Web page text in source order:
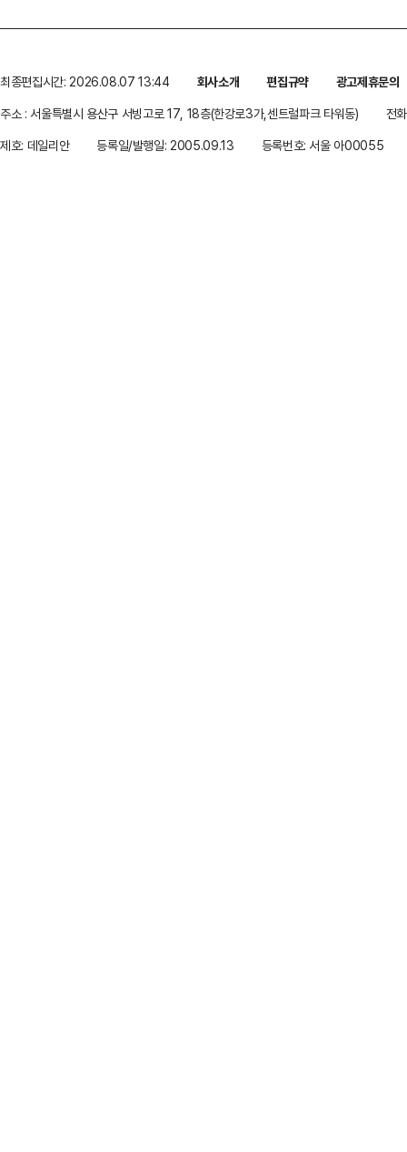
최종편집시간: 2026.08.07 13:44 회사소개 편집규약
광고제휴문의
주소 : 서울특별시 용산구 서빙고로 17, 18층(한강로3가,센트럴파크 타워동)
전
제호: 데일리안
등록일/발행일: 2005.09.13 등록번호: 서울 아00055